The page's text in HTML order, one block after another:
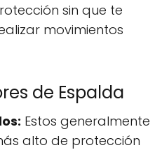
sin que te
movimientos
de Espalda
Estos generalmente
alto de protección